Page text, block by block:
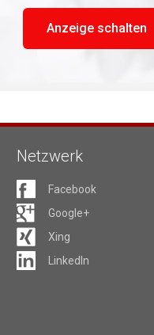
Anzeige schalten
Netzwerk
Facebook
Google+
Xing
LinkedIn